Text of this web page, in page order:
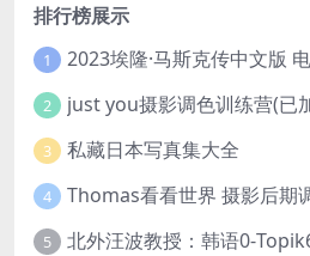
排行榜展示
1 2023埃隆·马斯克传中文版
2 just you摄影调色训练营(已
3 私藏日本写真集大全
4
5 北外汪波教授：韩语0-